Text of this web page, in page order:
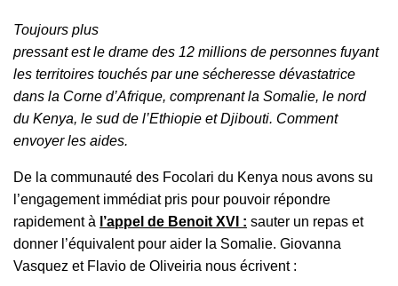
Toujours plus
pressant est le drame des 12 millions de personnes fuyant
les territoires touchés par une sécheresse dévastatrice
dans la Corne d’Afrique, comprenant la Somalie, le nord
du Kenya, le sud de l’Ethiopie et Djibouti. Comment
envoyer les aides.
De la communauté des Focolari du Kenya nous avons su
l’engagement immédiat pris pour pouvoir répondre
rapidement à l’appel de Benoit XVI : sauter un repas et
donner l’équivalent pour aider la Somalie. Giovanna
Vasquez et Flavio de Oliveiria nous écrivent :